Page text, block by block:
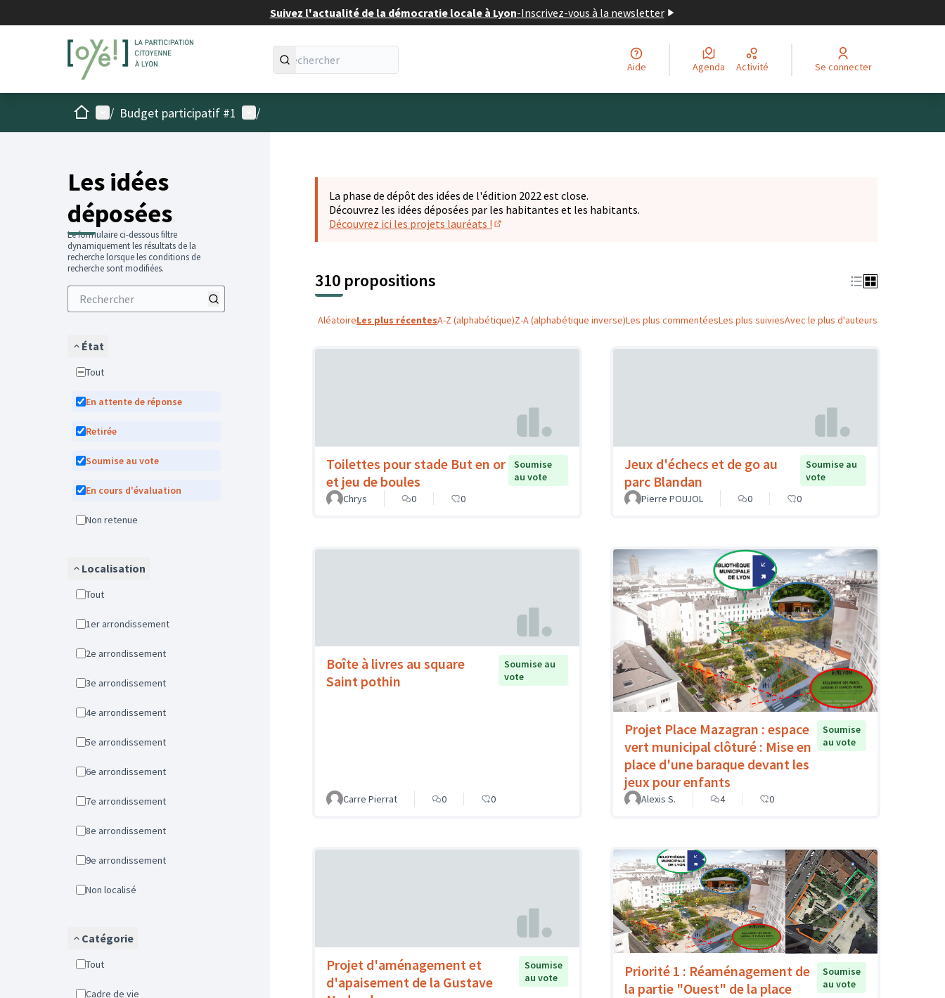
Suivez l'actualité de la démocratie locale à Lyon-Inscrivez-vous à la newsletter
Aide Agenda Activité Se connecter
AccueilMenu principal
/ Budget participatif #1 Menu utilisateur
/
Les idées
déposées
Le formulaire ci-dessous filtre
dynamiquement les résultats de la
recherche lorsque les conditions de
recherche sont modifiées.
État
Tout
En attente de réponse
Retirée
Soumise au vote
En cours d'évaluation
Non retenue
Localisation
Tout
1er arrondissement
2e arrondissement
3e arrondissement
4e arrondissement
5e arrondissement
6e arrondissement
7e arrondissement
8e arrondissement
9e arrondissement
Non localisé
Catégorie
Tout
Cadre de vie
La phase de dépôt des idées de l'édition 2022 est close.
Découvrez les idées déposées par les habitantes et les habitants.
Découvrez ici les projets lauréats !
310 propositions
AléatoireLes plus récentesA-Z (alphabétique)Z-A (alphabétique inverse)Les plus commentéesLes plus suiviesAvec le plus d'auteurs
Toilettes pour stade But en or
et jeu de boules
Soumise
au vote
Chrys
0 0
Jeux d'échecs et de go au
parc Blandan
Soumise au
vote
Pierre POUJOL
0 0
Boîte à livres au square
Saint pothin
Soumise au
vote
Carre Pierrat 0 0
Projet Place Mazagran : espace
vert municipal clôturé : Mise en
place d'une baraque devant les
jeux pour enfants
Soumise
au vote
Alexis S. 4 0
Projet d'aménagement et
d'apaisement de la Gustave
Soumise
au vote
Priorité 1 : Réaménagement de
la partie "Ouest" de la place
Soumise
au vote